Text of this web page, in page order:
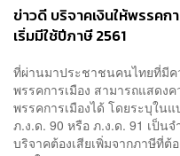
ข่าวดี บริจาคเงินให้พรรค
เริ่มมีใช้ปีภาษี 2561
ที่ผ่านมาประชาชนคนไทยที่มีค
พรรคการเมือง สามารถแสดง
พรรคการเมืองได้ โดยระบุใน
ภ.ง.ด. 90 หรือ ภ.ง.ด. 91 เป็น
บริจาคต้องเสียเพิ่มจากภาษีที่